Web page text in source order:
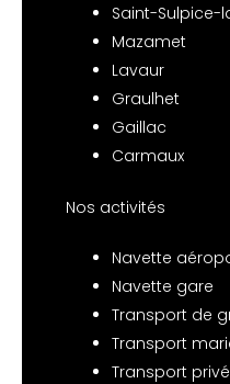
Saint-Sulpice-
Mazamet
Lavaur
Graulhet
Gaillac
Carmaux
Nos activités
Navette
Navette gare
Transport de
Transport
Transport privé